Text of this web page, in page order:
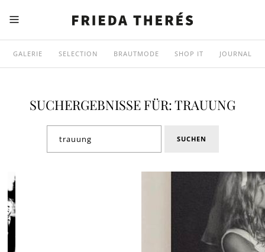
GALERIE SELECTION BRAUTMODE SHOP IT JOURNAL
SUCHERGEBNISSE FÜR: TRAUUNG